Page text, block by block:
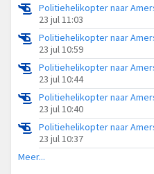
Politiehelikopter naar
23 jul 11:03
23 jul 10:59
23 jul 10:44
23 jul 10:40
23 jul 10:37
Meer...